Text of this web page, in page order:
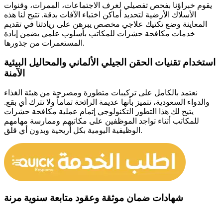
يقوم خبراؤنا بفحص تفصيلي لغرف الاجتماعات، الممرات، وقنوات
الأسلاك الأرضية لتحديد أماكن اختباء الآفات بدقة. تتيح لنا هذه
المعاينة وضع تكتيك علاجي مخصص يبرهن على ريادتنا في تقديم
خدمات مكافحة حشرات للمكاتب بأسلوب علمي يضمن إبادة
المستعمرات من جذورها.
استخدام تقنيات الحقن الجيلي الألماني والمحاليل البيئية
الآمنة
نعتمد بالكامل على تركيبات متطورة ومصرحة من هيئة الغذاء
والدواء السعودية، تتميز بأنها عديمة الرائحة تماماً ولا تترك أي بقع.
يتيح لك هذا التطور التكنولوجي إتمام عملية مكافحة حشرات
للمكاتب أثناء تواجد الموظفين على مكاتبهم وممارسة مهامهم
الوظيفية اليومية بكل أريحية وبدون أي قلق.
شهادات ضمان موثقة وعقود متابعة سنوية مرنة